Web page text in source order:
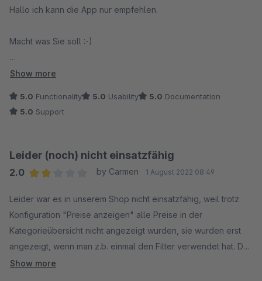
Hallo ich kann die App nur empfehlen.
Macht was Sie soll :-)
Der Service ist super.
Schneller Rückruf.
Leider gabe es nur 5 Sterne :-)
Danke
Show more
5.0 Functionality 5.0 Usability 5.0 Documentation
5.0 Support
Leider (noch) nicht einsatzfähig
2.0
by Carmen 1 August 2022 08:49
Leider war es in unserem Shop nicht einsatzfähig, weil trotz
Konfiguration "Preise anzeigen" alle Preise in der
Kategorieübersicht nicht angezeigt wurden, sie wurden erst
angezeigt, wenn man z.b. einmal den Filter verwendet hat. Der
Support half leider nicht weiter, weil hier immer nur auf die
Show more